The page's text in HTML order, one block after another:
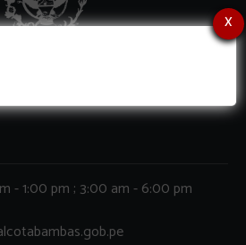
x
- 1:00 pm ; 3:00 am - 6:00 pm